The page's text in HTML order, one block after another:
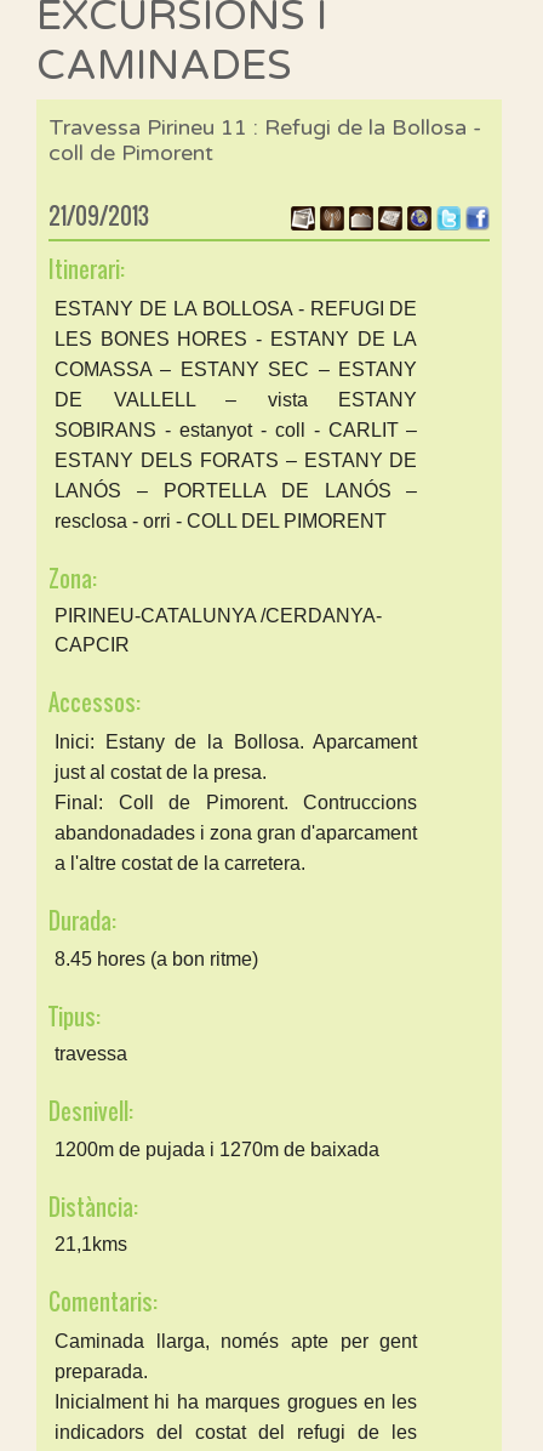
EXCURSIONS I
CAMINADES
Travessa Pirineu 11 : Refugi de la Bollosa -
coll de Pimorent
21/09/2013
Itinerari:
ESTANY DE LA BOLLOSA - REFUGI DE
LES BONES HORES - ESTANY DE LA
COMASSA – ESTANY SEC – ESTANY
DE VALLELL – vista ESTANY
SOBIRANS - estanyot - coll - CARLIT –
ESTANY DELS FORATS – ESTANY DE
LANÓS – PORTELLA DE LANÓS –
resclosa - orri - COLL DEL PIMORENT
Zona:
PIRINEU-CATALUNYA /CERDANYA-
CAPCIR
Accessos:
Inici: Estany de la Bollosa. Aparcament
just al costat de la presa.
Final: Coll de Pimorent. Contruccions
abandonadades i zona gran d'aparcament
a l'altre costat de la carretera.
Durada:
8.45 hores (a bon ritme)
Tipus:
travessa
Desnivell:
1200m de pujada i 1270m de baixada
Distància:
21,1kms
Comentaris:
Caminada llarga, només apte per gent
preparada.
Inicialment hi ha marques grogues en les
indicadors del costat del refugi de les